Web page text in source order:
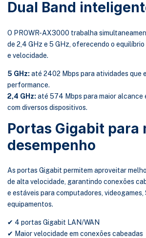
Dual Band
O PROWR-AX3000 trabalha
de 2,4 GHz e 5 GHz, oferecendo o
e velocidade.
5 GHz: até 2402 Mbps para atividades que
performance.
2,4 GHz: até 574 Mbps para maior alcance
com diversos dispositivos.
Portas Gigabit para
desempenho
As portas Gigabit permitem aproveitar
de alta velocidade, garantindo conexões
e estáveis para computadores,
equipamentos.
✔ 4 portas Gigabit LAN/WAN
✔ Maior velocidade em conexões cabeadas